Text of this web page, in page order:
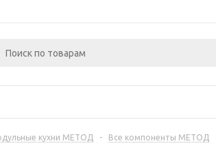
кухни МЕТОД - Все компоненты МЕТОД